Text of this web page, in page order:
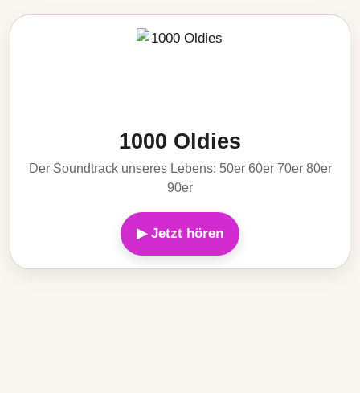
1000 Oldies
Der Soundtrack unseres Lebens: 50er 60er 70er 80er
90er
▶ Jetzt hören